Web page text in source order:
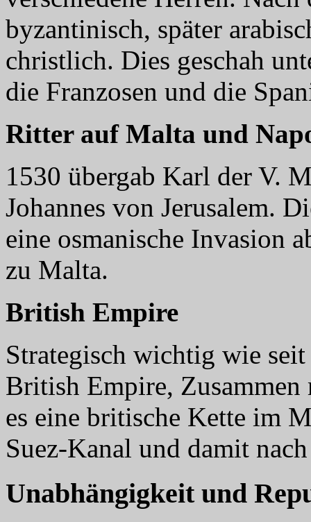
byzantinisch, später
christlich. Dies geschah
die Franzosen und die
Ritter auf Malta und
1530 übergab Karl der V.
Johannes von Jerusalem.
eine osmanische Invasion
zu Malta.
British Empire
Strategisch wichtig wie
British Empire,
es eine britische Kette im
Suez-Kanal und damit
Unabhängigkeit und